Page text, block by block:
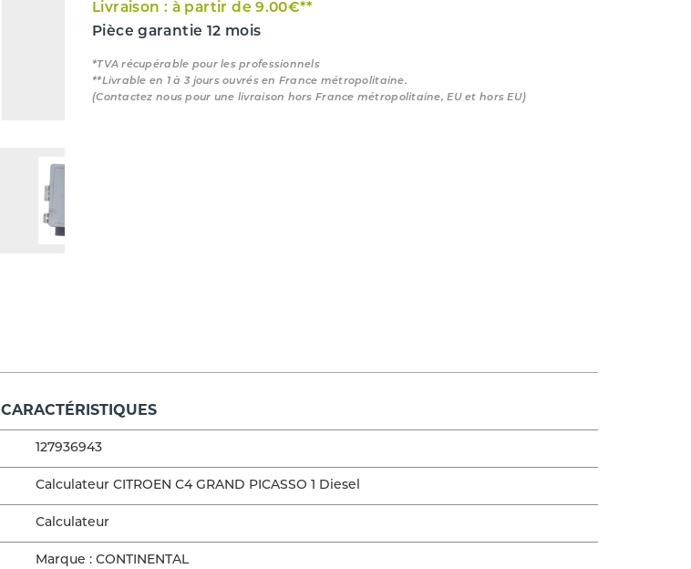
Livraison : à partir de 9.00€**
Pièce garantie 12 mois
*TVA récupérable pour les professionnels
**Livrable en 1 à 3 jours ouvrés en France métropolitaine.
(Contactez nous pour une livraison hors France métropolitaine, EU et hors EU)
CARACTÉRISTIQUES
127936943
Calculateur CITROEN C4 GRAND PICASSO 1 Diesel
Calculateur
Marque : CONTINENTAL